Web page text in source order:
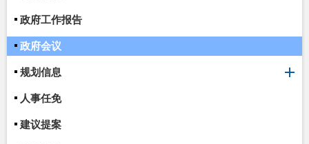
政府工作报告
政府会议
规划信息
人事任免
建议提案